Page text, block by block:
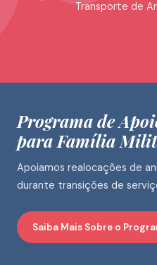
Transporte de
Programa de
para Família
Apoiamos realocações de
durante transições de
Saiba Mais Sobre o